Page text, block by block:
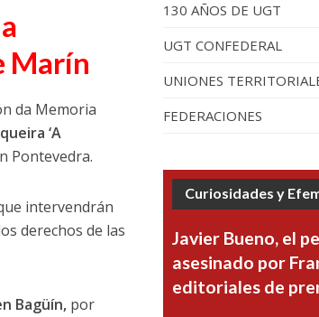
comenzó su recorrido por España
Marín
da Memoria
‘A
Pontevedra.
intervendrán
derechos de las
Bagüín, por
130 AÑOS DE UGT
UGT CONFEDERAL
UNIONES
FEDERACIONES
Curiosidades y
Javier Bueno, el
asesinado por
editoriales de